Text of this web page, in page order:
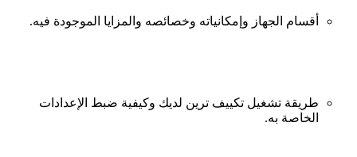
أقسام الجهاز وإمكانياته وخصائصه والمزايا الموجودة فيه.
طريقة تشغيل تكييف ترين لديك وكيفية ضبط الإعدادات
الخاصة به.